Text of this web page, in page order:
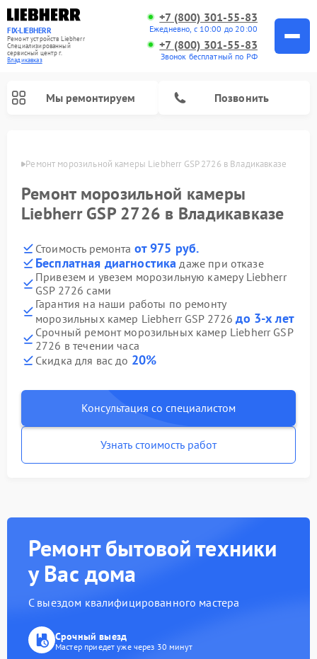
FIX-LIEBHERR
Ремонт устройств Liebherr
Специализированный
cервисный центр г.
Владикавказ
+7 (800) 301-55-83
Ежедневно, с 10:00 до 20:00
+7 (800) 301-55-83
Звонок бесплатный по РФ
Мы ремонтируем Позвонить
Ремонт морозильной камеры Liebherr GSP 2726 в Владикавказе
Ремонт морозильной камеры
Liebherr GSP 2726 в Владикавказе
Стоимость ремонта от 975 руб.
Бесплатная диагностика даже при отказе
Привезем и увезем морозильную камеру Liebherr
GSP 2726 сами
Гарантия на наши работы по ремонту
морозильных камер Liebherr GSP 2726до 3-х лет
Срочный ремонт морозильных камер Liebherr GSP
2726 в течении часа
Скидка для вас до 20%
Консультация со специалистом
Узнать стоимость работ
Ремонт бытовой техники
у Вас дома
С выездом квалифицированного мастера
Срочный выезд
Мастер приедет уже через 30 минут